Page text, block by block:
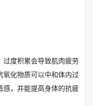
过度积累会导致肌肉疲劳
氧化物质可以中和体内过
感，并能提高身体的抗疲